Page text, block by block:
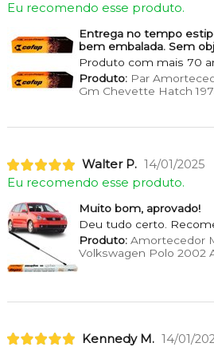
Eu recomendo esse produto.
Entrega no tempo
bem embalada. Sem
Produto com mais 70
Produto:Par
Gm Chevette Hatch
Walter P. 14/01/2025
Eu recomendo esse produto.
Muito bom, aprovado!
Deu tudo certo.
Produto:Amortecedor
Volkswagen Polo 2002
Kennedy M. 14/01/